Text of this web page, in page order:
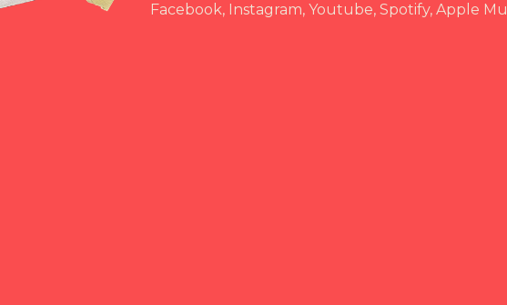
Facebook, Instagram,Youtube,Spotify,Apple